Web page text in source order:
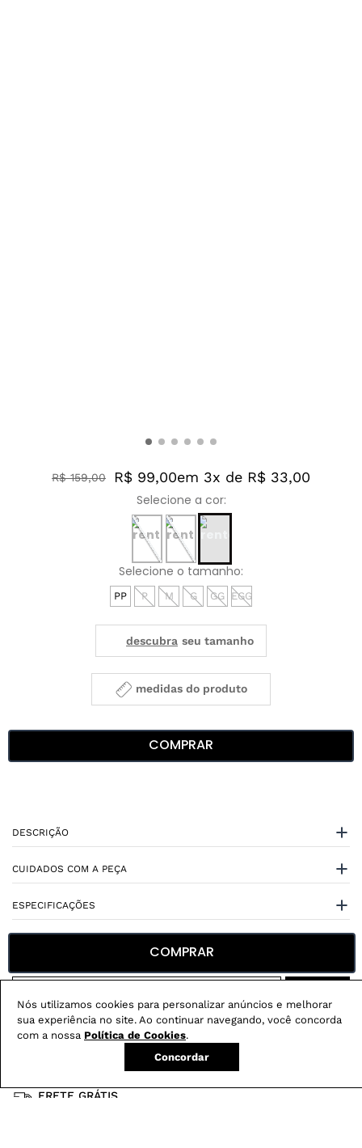
Nós utilizamos cookies para personalizar anúncios e melhorar
sua experiência no site. Ao continuar navegando, você concorda
com a nossa Política de Cookies.
Concordar
R$ 159,00 R$ 99,00em 3x de R$ 33,00
PP P M G GG EGG
medidas do produto
COMPRAR
DESCRIÇÃO
CUIDADOS COM A PEÇA
ESPECIFICAÇÕES
Não sei meu CEP
benefícios:
FRETE GRÁTIS
COMPRAR